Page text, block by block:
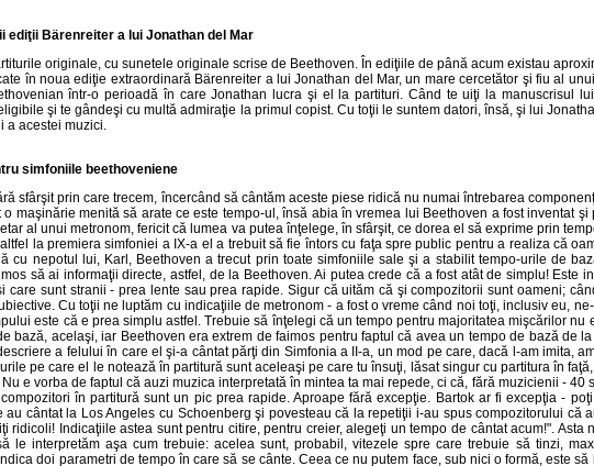
ediţii Bärenreiter a lui Jonathan del Mar
originale, cu sunetele originale scrise de Beethoven. În ediţiile de până acum existau
în noua ediţie extraordinară Bärenreiter a lui Jonathan del Mar, un mare cercetător şi fiu al
într-o perioadă în care Jonathan lucra şi el la partituri. Când te uiţi la manuscrisul
şi te gândeşi cu multă admiraţie la primul copist. Cu toţii le suntem datori, însă, şi lui
a acestei muzici.
simfoniile beethoveniene
sfârşit prin care trecem, încercând să cântăm aceste piese ridică nu numai întrebarea
o maşinărie menită să arate ce este tempo-ul, însă abia în vremea lui Beethoven a fost inventat
al unui metronom, fericit că lumea va putea înţelege, în sfârşit, ce dorea el să exprime prin
la premiera simfoniei a IX-a el a trebuit să fie întors cu faţa spre public pentru a realiza că
cu nepotul lui, Karl, Beethoven a trecut prin toate simfoniile sale şi a stabilit tempo-urile de
să ai informaţii directe, astfel, de la Beethoven. Ai putea crede că a fost atât de simplu! Este
care sunt stranii - prea lente sau prea rapide. Sigur că uităm că şi compozitorii sunt oameni;
Cu toţii ne luptăm cu indicaţiile de metronom - a fost o vreme când noi toţi, inclusiv eu,
este că e prea simplu astfel. Trebuie să înţelegi că un tempo pentru majoritatea mişcărilor
bază, acelaşi, iar Beethoven era extrem de faimos pentru faptul că avea un tempo de bază de
a felului în care el şi-a cântat părţi din Simfonia a II-a, un mod pe care, dacă l-am imita,
pe care el le notează în partitură sunt aceleaşi pe care tu însuţi, lăsat singur cu partitura în
e vorba de faptul că auzi muzica interpretată în mintea ta mai repede, ci că, fără muzicienii -
în partitură sunt un pic prea rapide. Aproape fără excepţie. Bartok ar fi excepţia -
au cântat la Los Angeles cu Schoenberg şi povesteau că la repetiţii i-au spus compozitorului că
ridicoli! Indicaţiile astea sunt pentru citire, pentru creier, alegeţi un tempo de cântat acum!".
le interpretăm aşa cum trebuie: acelea sunt, probabil, vitezele spre care trebuie să tinzi,
doi parametri de tempo în care să se cânte. Ceea ce nu putem face, sub nici o formă, este